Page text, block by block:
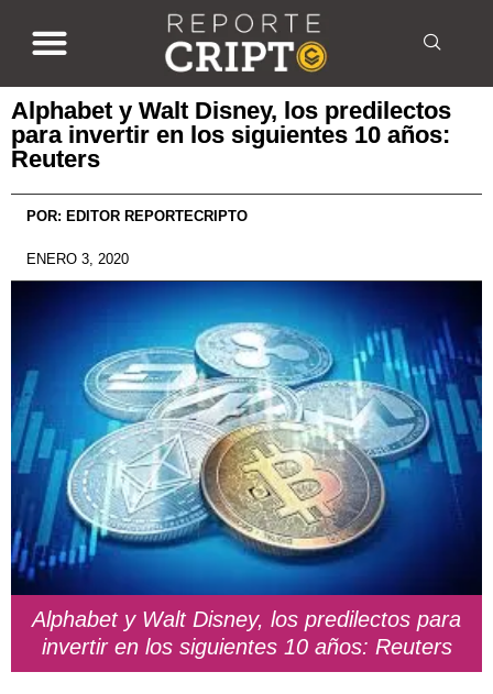
Alphabet y Walt Disney, los predilectos
para invertir en los siguientes 10 años:
Reuters
POR: EDITOR REPORTECRIPTO
ENERO 3, 2020
Alphabet y Walt Disney, los predilectos para
invertir en los siguientes 10 años: Reuters